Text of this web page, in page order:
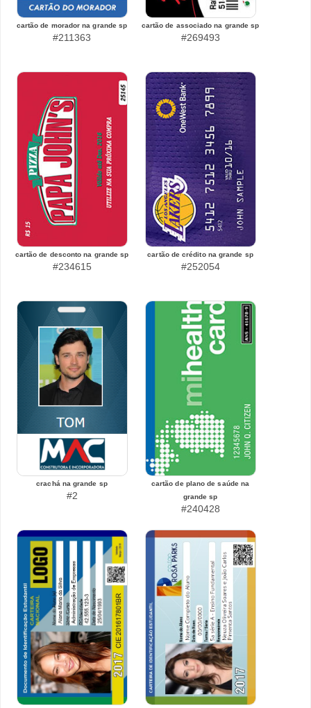
cartão de morador na grande sp
#211363
cartão de associado na grande sp
#269493
cartão de desconto na grande sp
#234615
cartão de crédito na grande sp
#252054
crachá na grande sp
#2
cartão de plano de saúde na
grande sp
#240428